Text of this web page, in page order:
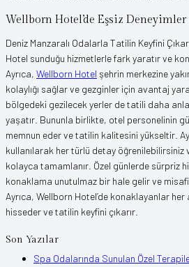
Wellborn Hotel’de Eşsiz Deneyimler
Deniz Manzaralı Odalarla Tatilin Keyfini
Hotel sunduğu hizmetlerle fark yaratır ve
Ayrıca, Wellborn Hotel şehrin merkezine
kolaylığı sağlar ve gezginler için avantaj
bölgedeki gezilecek yerler de tatili daha
yaşatır. Bununla birlikte, otel personelinin
memnun eder ve tatilin kalitesini yükseltir.
kullanılarak her türlü detay öğrenilebilirsiniz
kolayca tamamlanır. Özel günlerde sürpriz
konaklama unutulmaz bir hale gelir ve
Ayrıca, Wellborn Hotel’de konaklayanlar her
hisseder ve tatilin keyfini çıkarır.
Son Yazılar
Spa Odalarında Sunulan Özel